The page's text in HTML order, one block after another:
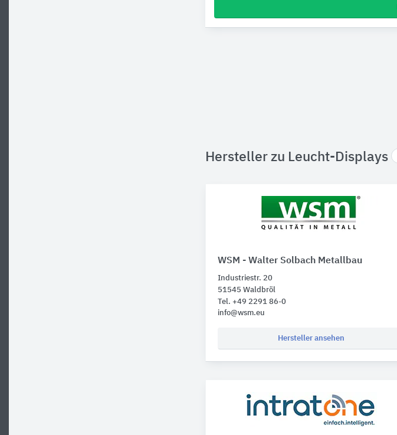
Hersteller zu Leucht-Displays
WSM - Walter Solbach Metallbau
Industriestr. 20
51545 Waldbröl
Tel. +49 2291 86-0
info@wsm.eu
Hersteller ansehen